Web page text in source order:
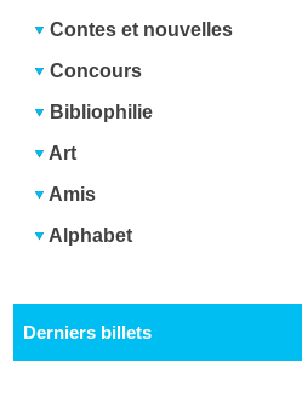
Contes et nouvelles
Concours
Bibliophilie
Art
Amis
Alphabet
Derniers billets